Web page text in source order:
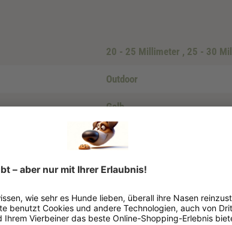
20 - 25 Millimeter , 25 - 30
Outdoor
Gelb
60 - 65 cm